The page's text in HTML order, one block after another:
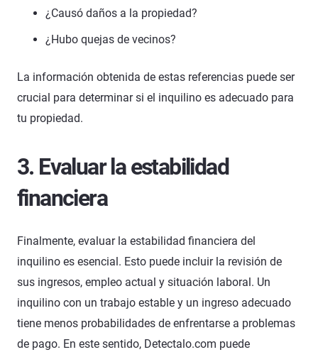
¿Causó daños a la propiedad?
¿Hubo quejas de vecinos?
La información obtenida de estas referencias puede ser
crucial para determinar si el inquilino es adecuado para
tu propiedad.
3. Evaluar la estabilidad
financiera
Finalmente, evaluar la estabilidad financiera del
inquilino es esencial. Esto puede incluir la revisión de
sus ingresos, empleo actual y situación laboral. Un
inquilino con un trabajo estable y un ingreso adecuado
tiene menos probabilidades de enfrentarse a problemas
de pago. En este sentido, Detectalo.com puede